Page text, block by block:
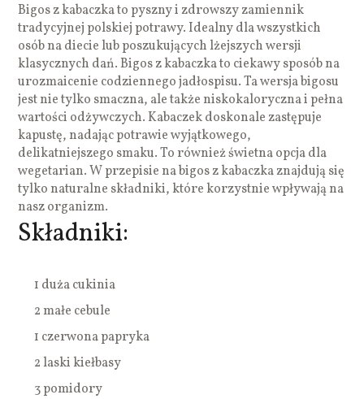
Bigos z kabaczka to pyszny i zdrowszy zamiennik
tradycyjnej polskiej potrawy. Idealny dla wszystkich
osób na diecie lub poszukujących lżejszych wersji
klasycznych dań. Bigos z kabaczka to ciekawy sposób na
urozmaicenie codziennego jadłospisu. Ta wersja bigosu
jest nie tylko smaczna, ale także niskokaloryczna i pełna
wartości odżywczych. Kabaczek doskonale zastępuje
kapustę, nadając potrawie wyjątkowego,
delikatniejszego smaku. To również świetna opcja dla
wegetarian. W przepisie na bigos z kabaczka znajdują się
tylko naturalne składniki, które korzystnie wpływają na
nasz organizm.
Składniki:
1 duża cukinia
2 małe cebule
1 czerwona papryka
2 laski kiełbasy
3 pomidory